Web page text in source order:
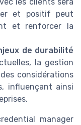
et positif peut
et renforcer la
de durabilité
la gestion
considérations
influençant ainsi
manager